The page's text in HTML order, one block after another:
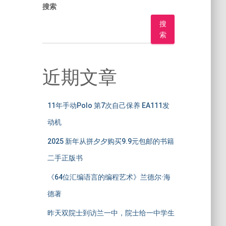
搜索
搜
索
近期文章
11年手动Polo 第7次自己保养 EA111发
动机
2025 新年从拼夕夕购买9.9元包邮的书籍
二手正版书
《64位汇编语言的编程艺术》兰德尔·海
德著
昨天双院士到访兰一中，院士给一中学生